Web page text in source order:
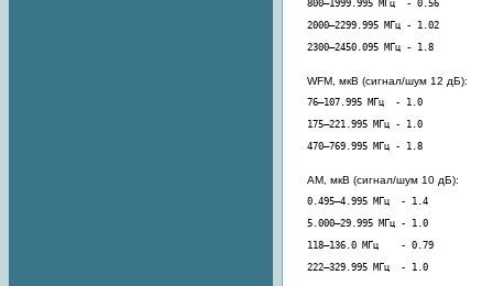
2300–2450.095 МГц - 1.8
WFM, мкВ (сигнал/шум 12 дБ):
470–769.995 МГц - 1.8
AM, мкВ (сигнал/шум 10 дБ):
222–329.995 МГц  - 1.0